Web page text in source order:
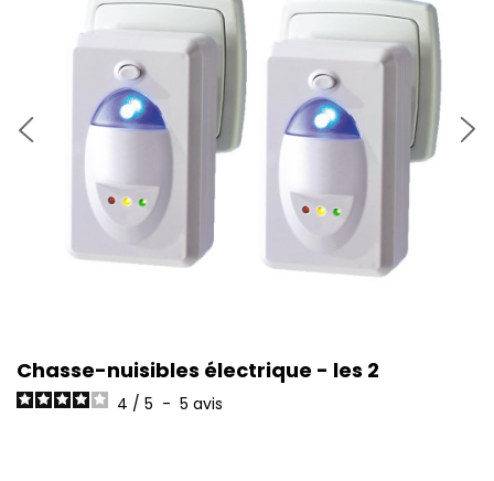
Chasse-nuisibles électrique - les 2
4 / 5 - 5 avis